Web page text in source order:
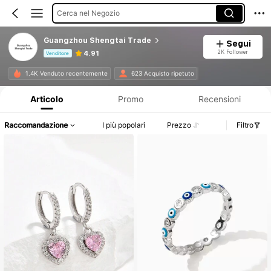
Cerca nel Negozio
Guangzhou Shengtai Trade
Venditore 4.91
Segui
2K Follower
1.4K Venduto recentemente 623 Acquisto ripetuto
Articolo Promo Recensioni
Raccomandazione I più popolari Prezzo Filtro